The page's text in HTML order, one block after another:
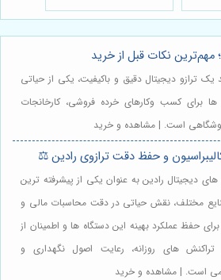
مهم‌ترین نکات قبل از خرید
یک ترازو دیجیتال دقیق و باکیفیت، یکی از حیاتی
ها برای کسب وکارهای خرده فروشی، کارخانجات
است. | مشاهده و خرید
و حفظ دقت ترازوی رادین ⚖️
های دیجیتال رادین به عنوان یکی از پیشرفته ترین
مختلف، نقش حیاتی در دقت محاسبات مالی و
حفظ عملکرد بهینه این دستگاه ها و اطمینان از
های روزانه، رعایت اصول نگهداری و
است. | مشاهده و خرید